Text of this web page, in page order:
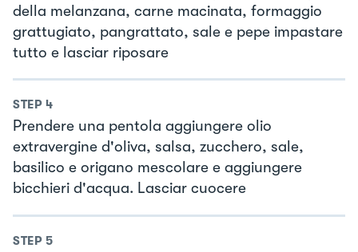
della melanzana, carne macinata, formaggio
grattugiato, pangrattato, sale e pepe impastare
tutto e lasciar riposare
STEP 4
Prendere una pentola aggiungere olio
extravergine d'oliva, salsa, zucchero, sale,
basilico e origano mescolare e aggiungere
bicchieri d'acqua. Lasciar cuocere
STEP 5